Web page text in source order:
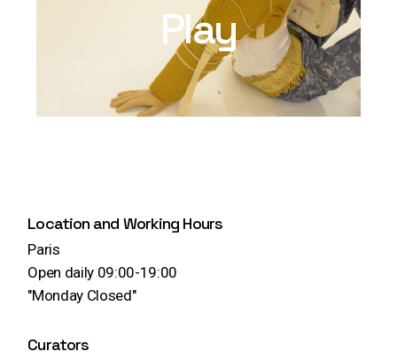
Location and Working Hours
Paris
Open daily 09:00-19:00
"Monday Closed"
Curators
Play